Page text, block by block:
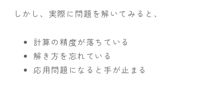
しかし、実際に問題を解いてみると、
計算の精度が落ちている
解き方を忘れている
応用問題になると手が止まる